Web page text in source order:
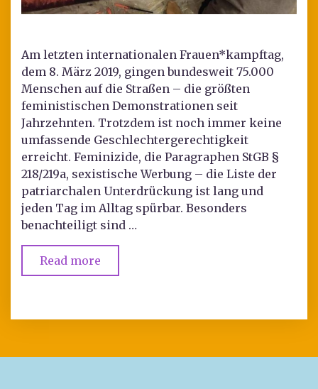
Am letzten internationalen Frauen*kampftag,
dem 8. März 2019, gingen bundesweit 75.000
Menschen auf die Straßen – die größten
feministischen Demonstrationen seit
Jahrzehnten. Trotzdem ist noch immer keine
umfassende Geschlechtergerechtigkeit
erreicht. Feminizide, die Paragraphen StGB §
218/219a, sexistische Werbung – die Liste der
patriarchalen Unterdrückung ist lang und
jeden Tag im Alltag spürbar. Besonders
benachteiligt sind …
Read more